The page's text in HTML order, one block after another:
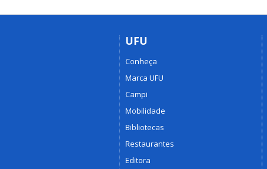
UFU
Conheça
Marca UFU
Campi
Mobilidade
Bibliotecas
Restaurantes
Editora